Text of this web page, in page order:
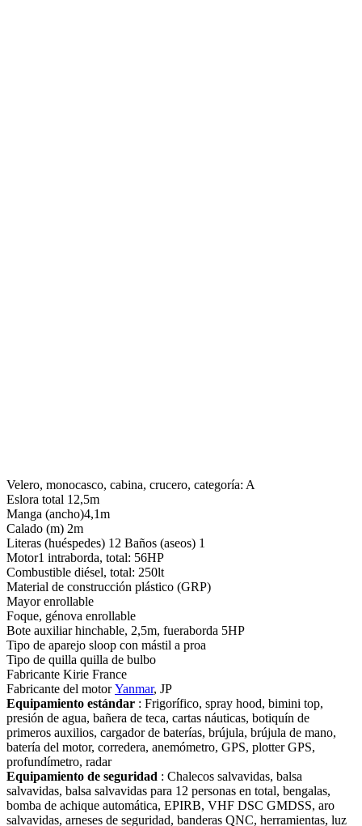
Velero, monocasco, cabina, crucero, categoría: A
Eslora total 12,5m
Manga (ancho)4,1m
Calado (m) 2m
Literas (huéspedes) 12 Baños (aseos) 1
Motor1 intraborda, total: 56HP
Combustible diésel, total: 250lt
Material de construcción plástico (GRP)
Mayor enrollable
Foque, génova enrollable
Bote auxiliar hinchable, 2,5m, fueraborda 5HP
Tipo de aparejo sloop con mástil a proa
Tipo de quilla quilla de bulbo
Fabricante Kirie France
Fabricante del motorYanmar, JP
Equipamiento estándar : Frigorífico, spray hood, bimini top,
presión de agua, bañera de teca, cartas náuticas, botiquín de
primeros auxilios, cargador de baterías, brújula, brújula de mano,
batería del motor, corredera, anemómetro, GPS, plotter GPS,
profundímetro, radar
Equipamiento de seguridad : Chalecos salvavidas, balsa
salvavidas, balsa salvavidas para 12 personas en total, bengalas,
bomba de achique automática, EPIRB, VHF DSC GMDSS, aro
salvavidas, arneses de seguridad, banderas QNC, herramientas, luz